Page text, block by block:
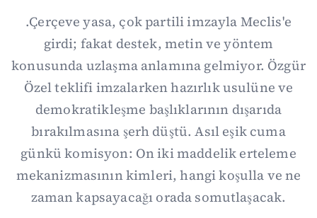
.Çerçeve yasa, çok partili imzayla Meclis'e
girdi; fakat destek, metin ve yöntem
konusunda uzlaşma anlamına gelmiyor. Özgür
Özel teklifi imzalarken hazırlık usulüne ve
demokratikleşme başlıklarının dışarıda
bırakılmasına şerh düştü. Asıl eşik cuma
günkü komisyon: On iki maddelik erteleme
mekanizmasının kimleri, hangi koşulla ve ne
zaman kapsayacağı orada somutlaşacak.